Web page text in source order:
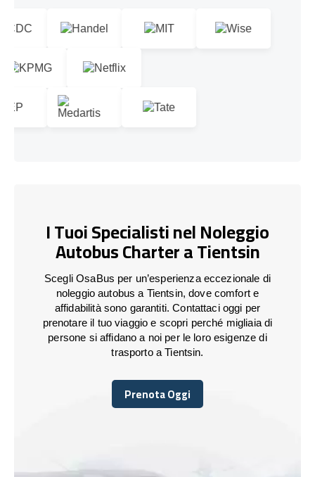
I Tuoi Specialisti nel Noleggio
Autobus Charter a Tientsin
Scegli OsaBus per un’esperienza eccezionale di
noleggio autobus a Tientsin, dove comfort e
affidabilità sono garantiti. Contattaci oggi per
prenotare il tuo viaggio e scopri perché migliaia di
persone si affidano a noi per le loro esigenze di
trasporto a Tientsin.
Prenota Oggi
Prenota Oggi